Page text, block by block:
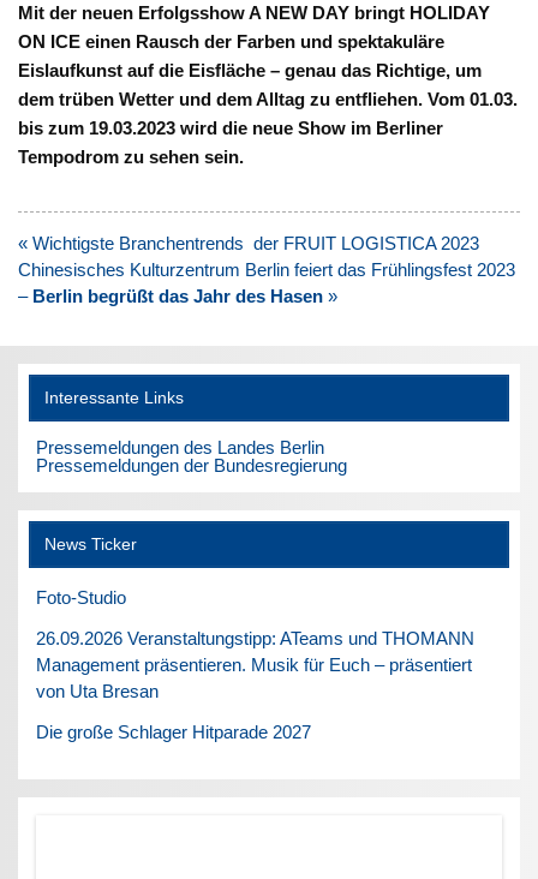
Mit der neuen Erfolgsshow A NEW DAY bringt HOLIDAY
ON ICE einen Rausch der Farben und spektakuläre
Eislaufkunst auf die Eisfläche – genau das Richtige, um
dem trüben Wetter und dem Alltag zu entfliehen. Vom 01.03.
bis zum 19.03.2023 wird die neue Show im Berliner
Tempodrom zu sehen sein.
Beitragsnavigation
« Wichtigste Branchentrends der FRUIT LOGISTICA 2023
Chinesisches Kulturzentrum Berlin feiert das Frühlingsfest 2023
– Berlin begrüßt das Jahr des Hasen »
Interessante Links
Pressemeldungen des Landes Berlin
Pressemeldungen der Bundesregierung
News Ticker
Foto-Studio
26.09.2026 Veranstaltungstipp: ATeams und THOMANN
Management präsentieren. Musik für Euch – präsentiert
von Uta Bresan
Die große Schlager Hitparade 2027